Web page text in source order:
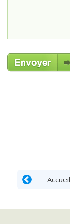
Accueil